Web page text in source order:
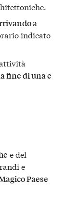
a
indicato
fine di una e
e del
e
Paese